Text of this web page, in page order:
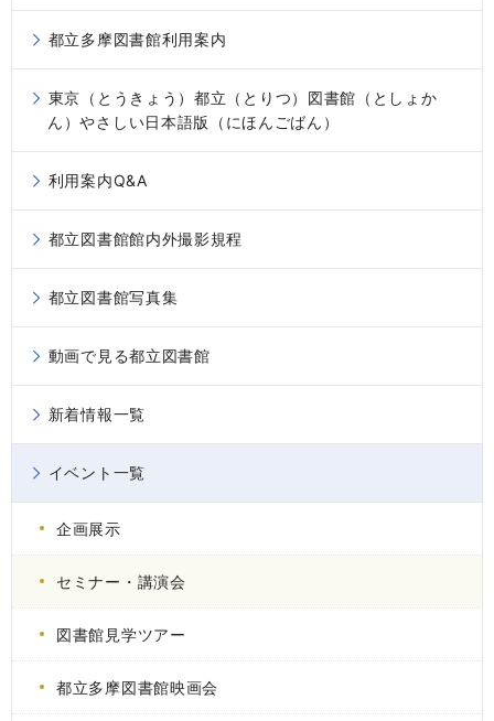
都立多摩図書館利用案内
東京（とうきょう）都立（とりつ）図書館（としょか
ん）やさしい日本語版（にほんごばん）
利用案内Q&A
都立図書館館内外撮影規程
都立図書館写真集
動画で見る都立図書館
新着情報一覧
イベント一覧
企画展示
セミナー・講演会
図書館見学ツアー
都立多摩図書館映画会